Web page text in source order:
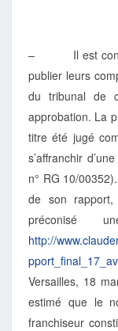
– Il est
publier leurs
du tribunal de
approbation. La
titre été jugé
s’affranchir
n° RG 10/
de son rapport,
préconisé
http://
Versailles, 18
estimé que le
franchiseur